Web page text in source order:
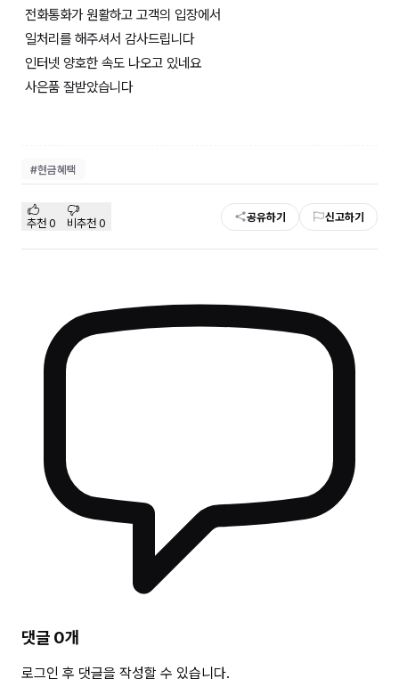
전화통화가 원활하고 고객의 입장에서
일처리를 해주셔서 감사드립니다
인터넷 양호한 속도 나오고 있네요
사은품 잘받았습니다
#현금혜택
추천 0 비추천 0 공유하기 신고하기
댓글 0개
로그인 후 댓글을 작성할 수 있습니다.